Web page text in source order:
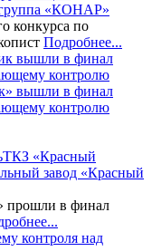
«КОНАР»
конкурса по
Подробнее...
вышли в финал
контролю
ТКЗ «Красный
завод «Красный
прошли в финал